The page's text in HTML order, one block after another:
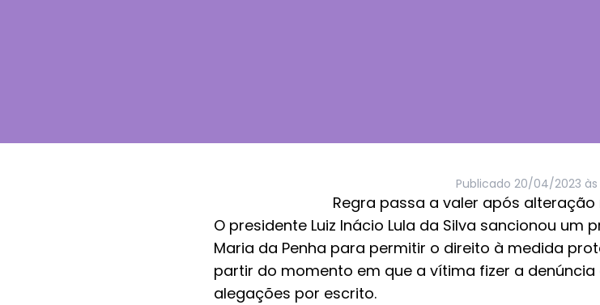
Publicado 20/04/2023 às
Regra passa a valer após alteração
O presidente Luiz Inácio Lula da Silva sancionou um
Maria da Penha para permitir o direito à medida
partir do momento em que a vítima fizer a
alegações por escrito.